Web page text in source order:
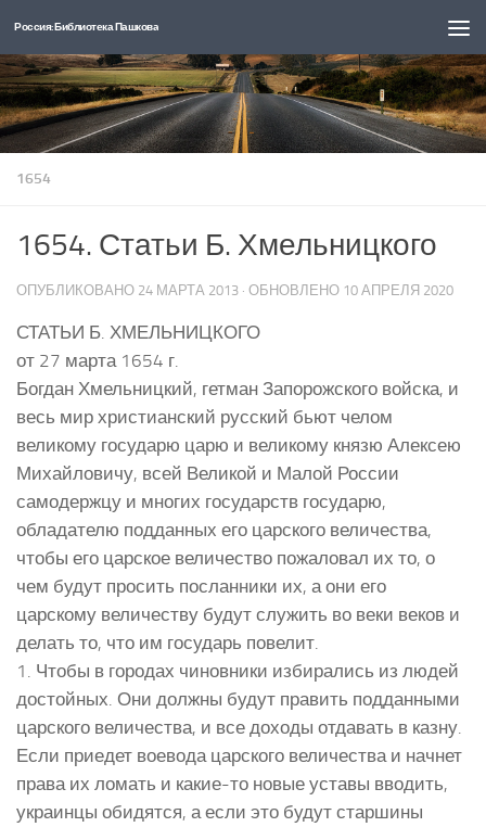
Перейти к содержимому
Россия: Библиотека Пашкова
1654
1654. Статьи Б. Хмельницкого
ОПУБЛИКОВАНО 24 МАРТА 2013 · ОБНОВЛЕНО 10 АПРЕЛЯ 2020
СТАТЬИ Б. ХМЕЛЬНИЦКОГО
от 27 марта 1654 г.
Богдан Хмельницкий, гетман Запорожского войска, и
весь мир христианский русский бьют челом
великому государю царю и великому князю Алексею
Михайловичу, всей Великой и Малой России
самодержцу и многих государств государю,
обладателю подданных его царского величества,
чтобы его царское величество пожаловал их то, о
чем будут просить посланники их, а они его
царскому величеству будут служить во веки веков и
делать то, что им государь повелит.
1. Чтобы в городах чиновники избирались из людей
достойных. Они должны будут править подданными
царского величества, и все доходы отдавать в казну.
Если приедет воевода царского величества и начнет
права их ломать и какие-то новые уставы вводить,
украинцы обидятся, а если это будут старшины